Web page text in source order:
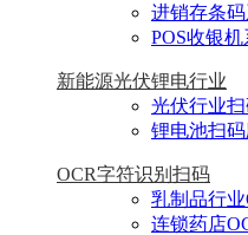
进销存条
POS收银
新能源光伏锂电行业
光伏行业
锂电池扫
OCR字符识别扫码
乳制品行
连锁药店